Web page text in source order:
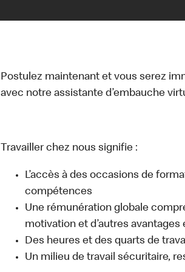
Postulez maintenant et vous serez
avec notre assistante d’embauche
Travailler chez nous signifie :
L’accès à des occasions de
compétences
Une rémunération globale
motivation et d’autres
Des heures et des quarts de
Un milieu de travail sécuritaire,